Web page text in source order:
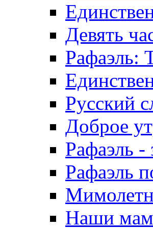
Девять
Рафаэль:
Русский
Доброе
Рафаэль -
Рафаэль
Наши